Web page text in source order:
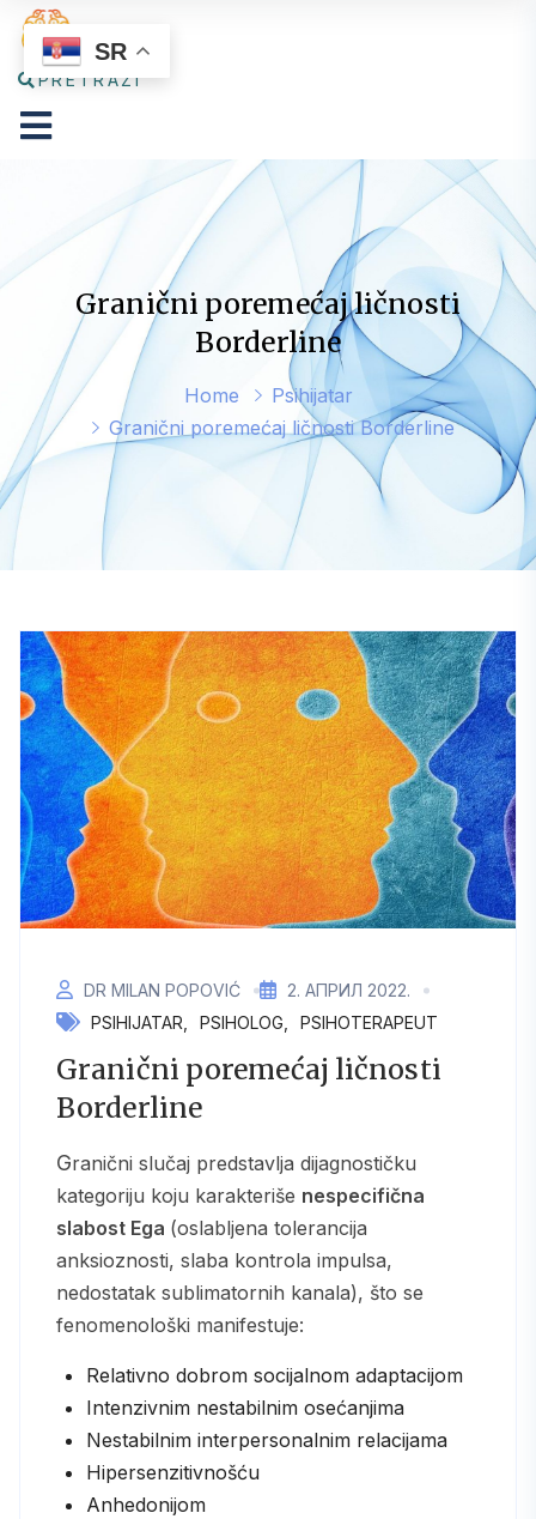
PRETRAŽI
Granični poremećaj ličnosti
Borderline
Home
Psihijatar
Granični poremećaj ličnosti Borderline
DR MILAN POPOVIĆ
2. АПРИЛ 2022.
PSIHIJATAR
PSIHOLOG PSIHOTERAPEUT
Granični poremećaj ličnosti
Borderline
Granični slučaj predstavlja dijagnostičku
kategoriju koju karakteriše nespecifična
slabost Ega (oslabljena tolerancija
anksioznosti, slaba kontrola impulsa,
nedostatak sublimatornih kanala), što se
fenomenološki manifestuje:
Relativno dobrom socijalnom adaptacijom
Intenzivnim nestabilnim osećanjima
Nestabilnim interpersonalnim relacijama
Hipersenzitivnošću
Anhedonijom
SR